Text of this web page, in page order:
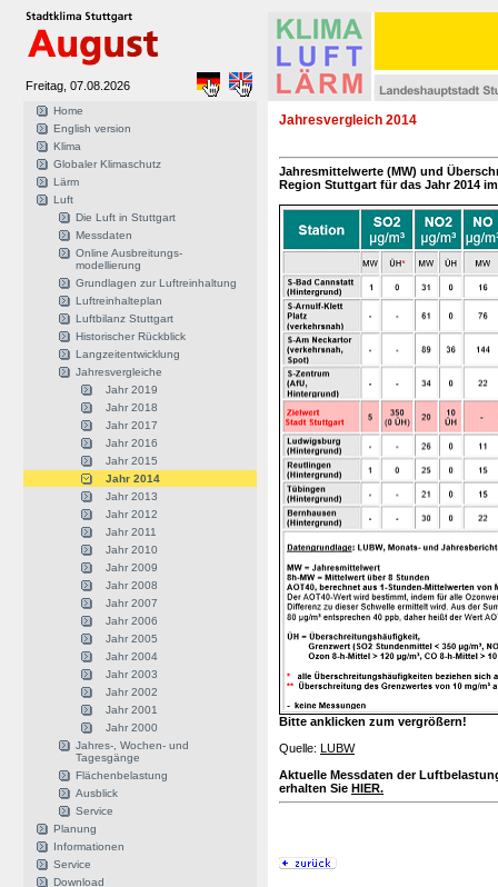
Freitag, 07.08.2026
Home
English version
Klima
Globaler Klimaschutz
Lärm
Luft
Die Luft in Stuttgart
Messdaten
Online Ausbreitungs-
modellierung
Grundlagen zur Luftreinhaltung
Luftreinhalteplan
Luftbilanz Stuttgart
Historischer Rückblick
Langzeitentwicklung
Jahresvergleiche
Jahr 2019
Jahr 2018
Jahr 2017
Jahr 2016
Jahr 2015
Jahr 2014
Jahr 2013
Jahr 2012
Jahr 2011
Jahr 2010
Jahr 2009
Jahr 2008
Jahr 2007
Jahr 2006
Jahr 2005
Jahr 2004
Jahr 2003
Jahr 2002
Jahr 2001
Jahr 2000
Jahres-, Wochen- und
Tagesgänge
Flächenbelastung
Ausblick
Service
Planung
Informationen
Service
Download
Jahresvergleich 2014
Jahresmittelwerte (MW) und
Region Stuttgart für das Jahr 2014
Bitte anklicken zum vergrößern!
Quelle: LUBW
Aktuelle Messdaten der
erhalten Sie HIER.